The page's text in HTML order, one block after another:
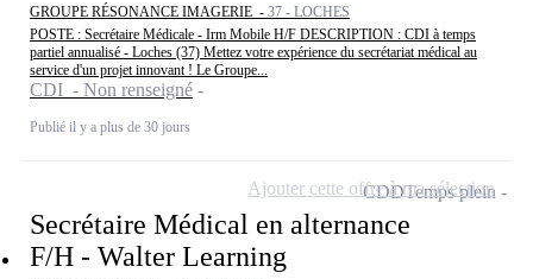
GROUPE RÉSONANCE IMAGERIE - 37 - LOCHES
POSTE : Secrétaire Médicale - Irm Mobile H/F DESCRIPTION : CDI à temps
partiel annualisé - Loches (37) Mettez votre expérience du secrétariat médical au
service d'un projet innovant ! Le Groupe...
CDI - Non renseigné
Publié il y a plus de 30 jours
Secrétaire Médical en alternance
F/H - Walter Learning
CDDTemps plein
Ajouter cette offre à ma sélection